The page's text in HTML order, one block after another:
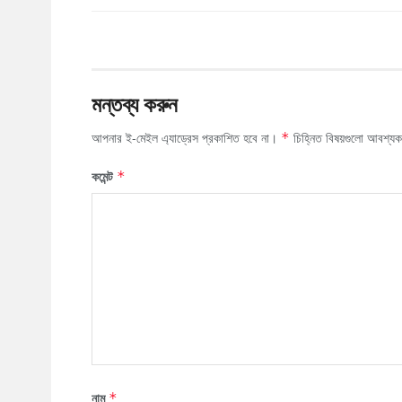
মন্তব্য করুন
আপনার ই-মেইল এ্যাড্রেস প্রকাশিত হবে না। * চিহ্নিত বিষয়গুলো
কমেন্ট *
নাম *